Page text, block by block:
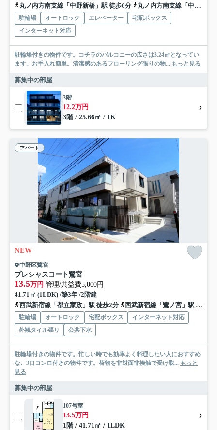
丸ノ内方南支線「中野新橋」駅 徒歩6分 丸ノ内方南支線「中野富士見町」駅 徒歩7分
駐輪場 オートロック エレベーター
宅配ボックス
インターネット対応
駐輪場付きの物件です。コチラのバルコニーの広さは3.24㎡となってい
ます。お手入れ簡単。清潔感のあるフローリング張りの物... もっと見る
募集中の部屋
3階
12.2万円
3階 / 25.66㎡ / 1K
アパート
NEW
中野区鷺宮
プレシャスコート鷺宮
13.5万円 管理/共益費5,000円
41.71㎡ (1LDK) /築3年 /2階建
西武新宿線「都立家政」駅 徒歩2分
西武新宿線「鷺ノ宮」駅 徒歩6分
駐輪場 オートロック 宅配ボックス
インターネット対応
外観タイル張り
公共下水
駐輪場付きの物件です。忙しい時でも効率よく料理したい人におすすめ
な、3口コンロ付きの物件です。荷物を非対面非接触で受け取... もっと
見る
募集中の部屋
107号室
13.5万円
1階 / 41.71㎡ / 1LDK